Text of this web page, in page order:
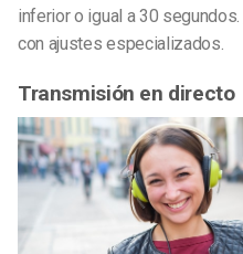
inferior o igual a 30 segundos.
con ajustes especializados.
Transmisión en directo